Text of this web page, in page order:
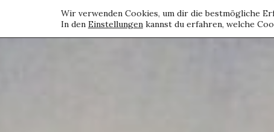
Wir verwenden Cookies, um dir die bestmögliche
In den Einstellungenkannst du erfahren, welche